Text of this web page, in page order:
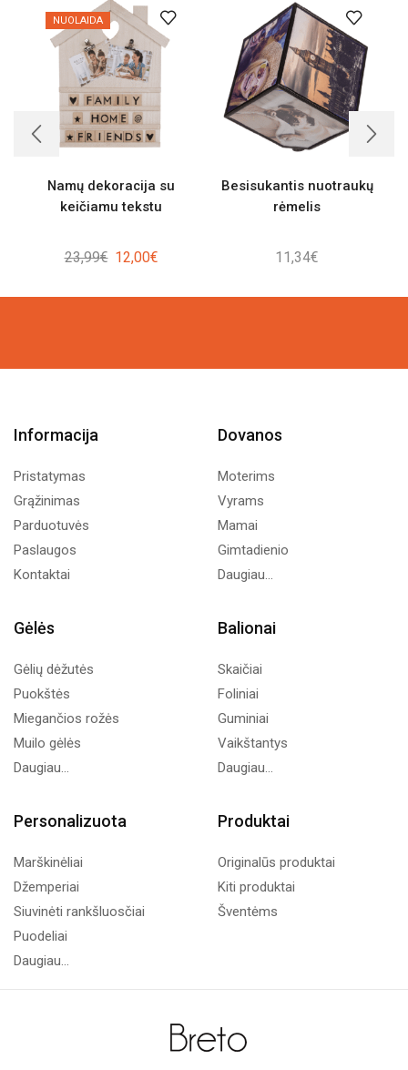
NUOLAIDA
Namų dekoracija su
keičiamu tekstu
23,99€ Original
was:
12,00€Current
is:
Besisukantis nuotraukų
rėmelis
11,34€
Informacija
Pristatymas
Grąžinimas
Parduotuvės
Paslaugos
Kontaktai
Dovanos
Moterims
Vyrams
Mamai
Gimtadienio
Daugiau...
Gėlės
Gėlių dėžutės
Puokštės
Miegančios rožės
Muilo gėlės
Daugiau...
Balionai
Skaičiai
Foliniai
Guminiai
Vaikštantys
Daugiau...
Personalizuota
Marškinėliai
Džemperiai
Siuvinėti rankšluosčiai
Puodeliai
Daugiau...
Produktai
Originalūs produktai
Kiti produktai
Šventėms